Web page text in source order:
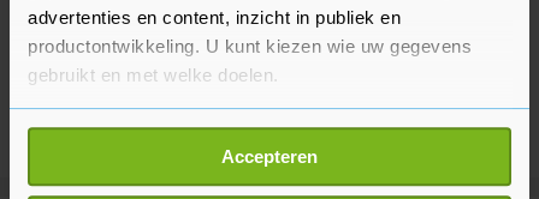
advertenties en content, inzicht in publiek en
productontwikkeling. U kunt kiezen wie uw gegevens
gebruikt en met welke doelen.
Als u het toestaat, willen we ook graag:
Informatie verzamelen over uw geografische
locatie, die tot een paar meter nauwkeurig kan zijn
Accepteren